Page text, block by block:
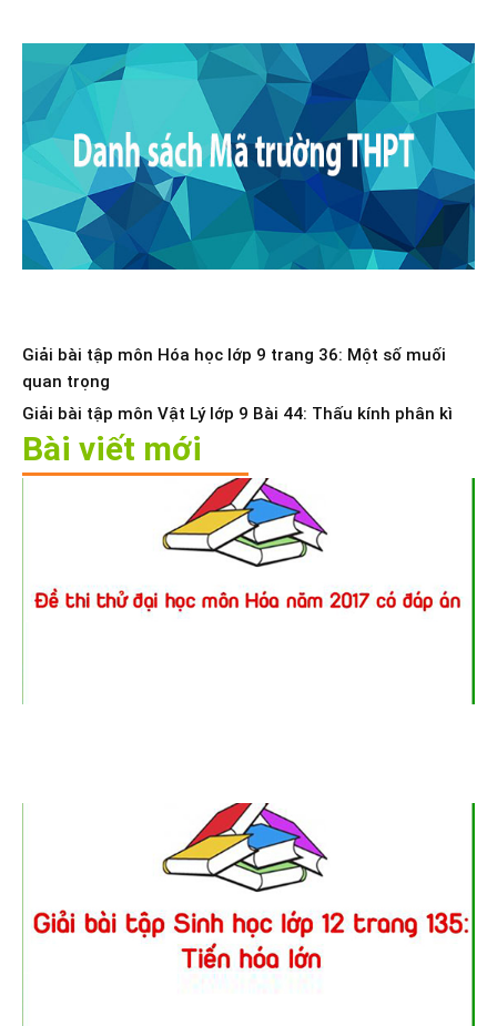
Giải bài tập môn Hóa học lớp 9 trang 36: Một số muối
quan trọng
Giải bài tập môn Vật Lý lớp 9 Bài 44: Thấu kính phân kì
Bài viết mới